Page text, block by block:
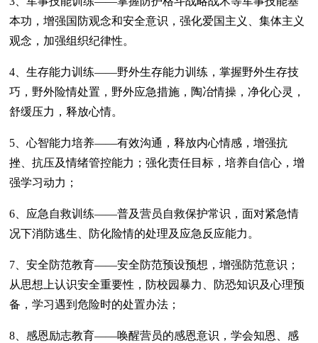
本功，增强国防观念和安全意识，强化爱国主义、集体主义
观念，加强组织纪律性。
4、生存能力训练——野外生存能力训练，掌握野外生存技
巧，野外险情处置，野外应急措施，陶冶情操，净化心灵，
舒缓压力，释放心情。
5、心智能力培养——有效沟通，释放内心情感，增强抗
挫、抗压及情绪管控能力；强化责任目标，培养自信心，增
强学习动力；
6、应急自救训练——普及营员自救保护常识，面对紧急情
况下消防逃生、防化险情的处理及应急反应能力。
7、安全防范教育——安全防范预设预想，增强防范意识；
从思想上认识安全重要性，防校园暴力、防恐知识及心理预
备，学习遇到危险时的处置办法；
8、感恩励志教育——唤醒营员的感恩意识，学会知恩、感